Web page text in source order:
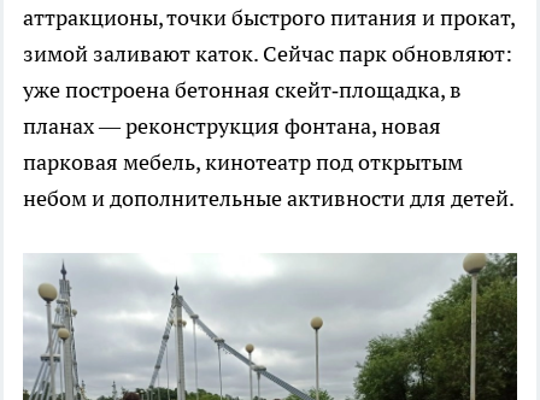
аттракционы, точки быстрого питания и прокат,
зимой заливают каток. Сейчас парк обновляют:
уже построена бетонная скейт‑площадка, в
планах — реконструкция фонтана, новая
парковая мебель, кинотеатр под открытым
небом и дополнительные активности для детей.